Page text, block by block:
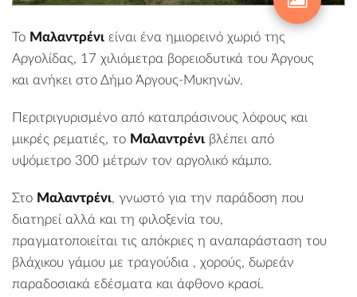
Το Μαλαντρένι είναι ένα ημιορεινό χωριό της
Αργολίδας, 17 χιλιόμετρα βορειοδυτικά του Άργους
και ανήκει στο Δήμο Άργους-Μυκηνών.
Περιτριγυρισμένο από καταπράσινους λόφους και
μικρές ρεματιές, το Μαλαντρένι βλέπει από
υψόμετρο 300 μέτρων τον αργολικό κάμπο.
Στο Μαλαντρένι, γνωστό για την παράδοση που
διατηρεί αλλά και τη φιλοξενία του,
πραγματοποιείται τις απόκριες η αναπαράσταση του
βλάχικου γάμου με τραγούδια , χορούς, δωρεάν
παραδοσιακά εδέσματα και άφθονο κρασί.